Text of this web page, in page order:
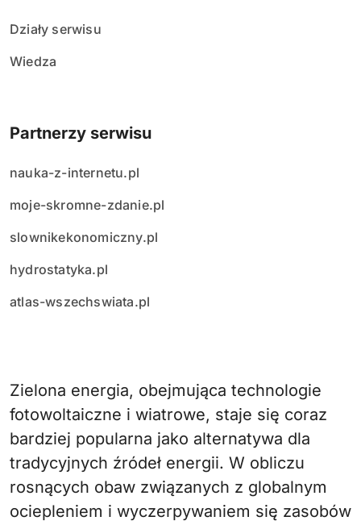
Działy serwisu
Wiedza
Partnerzy serwisu
nauka-z-internetu.pl
moje-skromne-zdanie.pl
slownikekonomiczny.pl
hydrostatyka.pl
atlas-wszechswiata.pl
Zielona energia, obejmująca technologie
fotowoltaiczne i wiatrowe, staje się coraz
bardziej popularna jako alternatywa dla
tradycyjnych źródeł energii. W obliczu
rosnących obaw związanych z globalnym
ociepleniem i wyczerpywaniem się zasobów